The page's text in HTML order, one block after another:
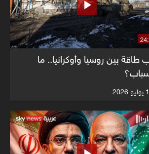
طاقة بين روسيا وأوكرانيا.. ما